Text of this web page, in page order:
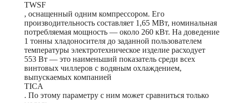
TWSF
, оснащенный одним компрессором. Его
производительность составляет 1,65 МВт, номинальная
потребляемая мощность — около 260 кВт. На доведение
1 тонны хладоносителя до заданной пользователем
температуры электротехническое изделие расходует
553 Вт — это наименьший показатель среди всех
винтовых чиллеров с водяным охлаждением,
выпускаемых компанией
TICA
. По этому параметру с ним может сравниться только